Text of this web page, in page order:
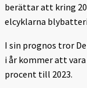
berättar att kring
elcyklarna
I sin prognos tror
i år kommer att
procent till 2023.